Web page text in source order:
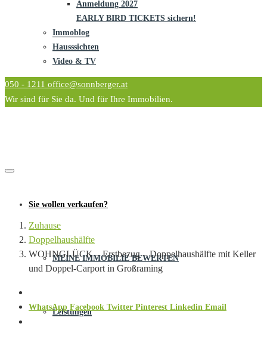
Anmeldung 2027
EARLY BIRD TICKETS sichern!
Immoblog
Hausssichten
Video & TV
050 - 1211 office@sonnberger.at
Wir sind für Sie da. Und für Ihre Immobilien.
Sie wollen verkaufen?
MEINE IMMOBILIE BEWERTEN
Leistungen
Zuhause
Doppelhaushälfte
WOHNGLÜCK – Erstbezug – Doppelhaushälfte mit Keller
und Doppel-Carport in Großraming
WhatsApp Facebook Twitter Pinterest Linkedin Email